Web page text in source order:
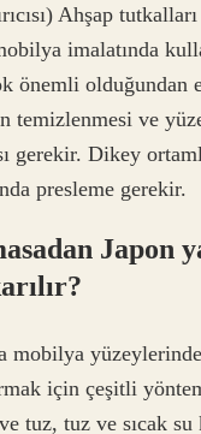
Ahşap
imalatında
önemli olduğundan
temizlenmesi ve
gerekir. Dikey
presleme gerekir.
Japon
mobilya
için çeşitli
tuz, tuz ve sıcak su